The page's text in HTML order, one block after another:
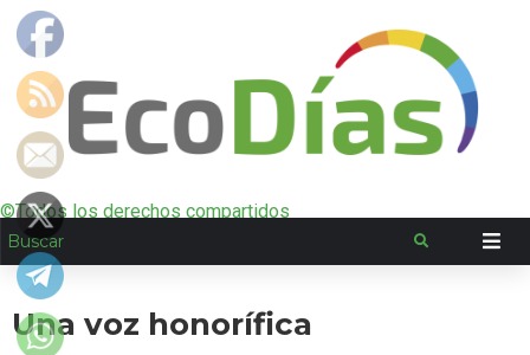
©Todos los derechos compartidos
Una voz honorífica